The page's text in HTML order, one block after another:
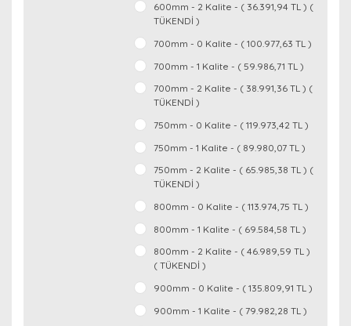
600mm - 2 Kalite - ( 36.391,94 TL ) (
TÜKENDİ )
700mm - 0 Kalite - ( 100.977,63 TL )
700mm - 1 Kalite - ( 59.986,71 TL )
700mm - 2 Kalite - ( 38.991,36 TL ) (
TÜKENDİ )
750mm - 0 Kalite - ( 119.973,42 TL )
750mm - 1 Kalite - ( 89.980,07 TL )
750mm - 2 Kalite - ( 65.985,38 TL ) (
TÜKENDİ )
800mm - 0 Kalite - ( 113.974,75 TL )
800mm - 1 Kalite - ( 69.584,58 TL )
800mm - 2 Kalite - ( 46.989,59 TL )
( TÜKENDİ )
900mm - 0 Kalite - ( 135.809,91 TL )
900mm - 1 Kalite - ( 79.982,28 TL )